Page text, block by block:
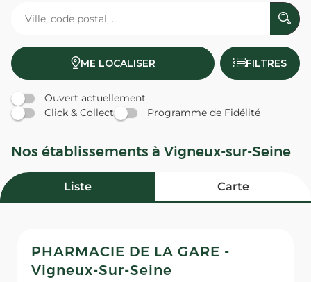
ME LOCALISER FILTRES
Ouvert actuellement
Click & Collect
Programme de Fidélité
Nos établissements à Vigneux-sur-Seine
Liste Carte
PHARMACIE DE LA GARE -
Vigneux-Sur-Seine